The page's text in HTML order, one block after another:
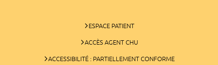
ESPACE PATIENT
ACCÈS AGENT CHU
ACCESSIBILITÉ : PARTIELLEMENT CONFORME